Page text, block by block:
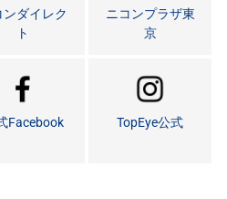
ンダイレク
ト
ニコンプラザ東
京
Facebook TopEye公式